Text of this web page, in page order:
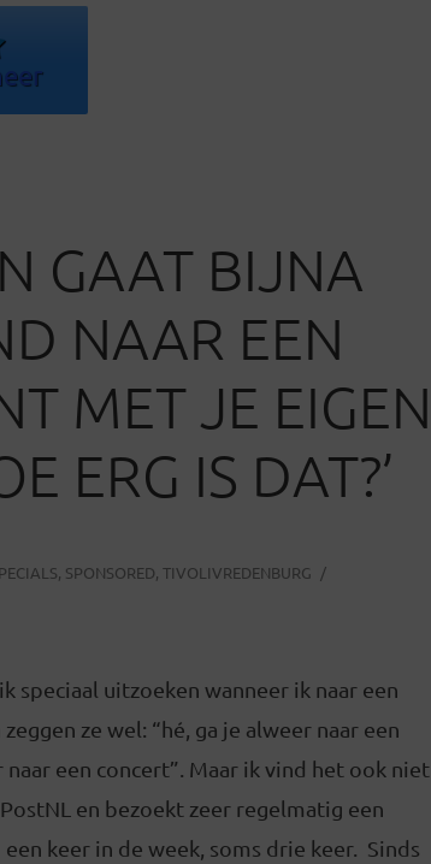
GAAT BIJNA
NAAR EEN
MET JE EIGEN
ERG IS DAT?’
, SPONSORED, TIVOLIVREDENBURG
speciaal uitzoeken wanneer ik naar een
ze wel: “hé, ga je alweer naar een
een concert”. Maar ik vind het ook niet
en bezoekt zeer regelmatig een
keer in de week, soms drie keer. Sinds